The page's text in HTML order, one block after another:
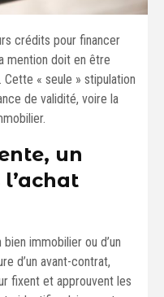
crédits pour financer
mention doit en être
« seule » stipulation
de validité, voire la
un
immobilier ou d’un
d’un avant-contrat,
fixent et approuvent les